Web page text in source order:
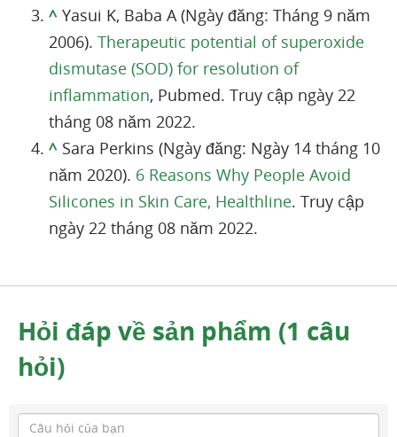
^ Yasui K, Baba A (Ngày đăng: Tháng 9 năm
2006). Therapeutic potential of superoxide
dismutase (SOD) for resolution of
inflammation, Pubmed. Truy cập ngày 22
tháng 08 năm 2022.
^ Sara Perkins (Ngày đăng: Ngày 14 tháng 10
năm 2020). 6 Reasons Why People Avoid
Silicones in Skin Care, Healthline. Truy cập
ngày 22 tháng 08 năm 2022.
Hỏi đáp về sản phẩm (1 câu
hỏi)